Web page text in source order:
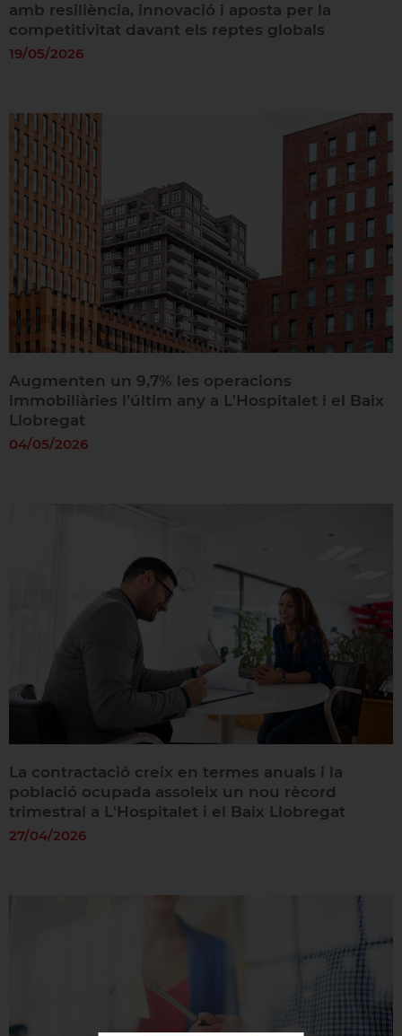
amb resiliència, innovació i aposta per la
competitivitat davant els reptes globals
19/05/2026
Augmenten un 9,7% les operacions
immobiliàries l’últim any a L'Hospitalet i el Baix
Llobregat
04/05/2026
La contractació creix en termes anuals i la
població ocupada assoleix un nou rècord
trimestral a L'Hospitalet i el Baix Llobregat
27/04/2026